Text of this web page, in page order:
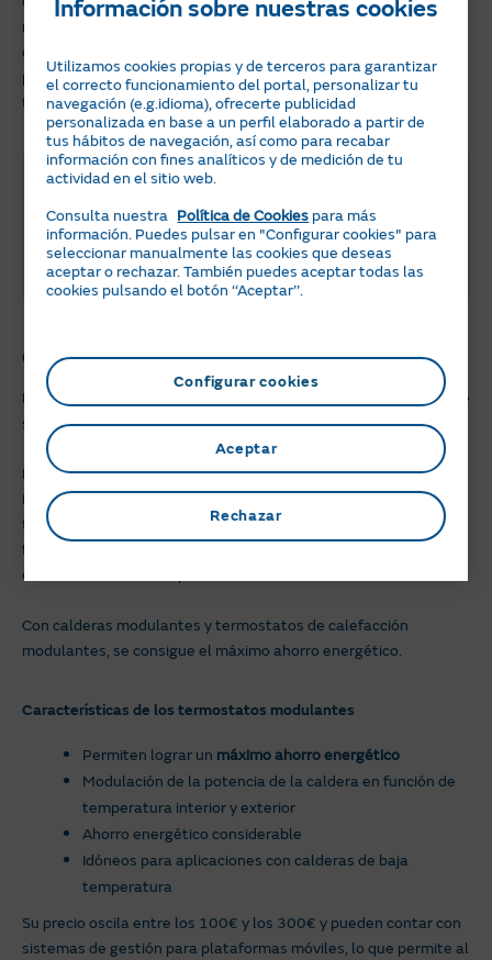
radiofrecuencia. Son muy cómodos en instalaciones en que la
distancia entre la caldera y el termostato es elevada y además
permiten variar la estancia donde se colocan y se regula la
temperatura.
Tarifa por Uso Luz
La tranquilidad de un precio fijo las 24h durante 1
año.
Sin permanencia. Sin necesidad de contratar
servicios adicionales.
Me interesa
Cronotermostatos inteligentes y modulantes
Para mejorar la eficiencia energética el mejor sistema disponible
son los termostatos de calefacción denominados inteligentes.
Este tipo de termostato de calefacción pueden ser con cables,
inalámbricos o usar otras tecnologías como conexión Wifi. Los
termostatos modulantes
varían la potencia de la caldera en
función de la temperatura interior y de la temperatura
exterior
Con calderas modulantes y termostatos de calefacción
modulantes, se consigue el máximo ahorro energético.
Características de los termostatos modulantes
Permiten lograr un máximo ahorro energético
Modulación de la potencia de la caldera en función de
temperatura interior y exterior
Ahorro energético considerable
Idóneos para aplicaciones con calderas de baja
temperatura
Su precio oscila entre los 100€ y los 300€ y pueden contar con
sistemas de gestión para plataformas móviles, lo que permite al
Información sobre nuestras cookies
Utilizamos cookies propias y de terceros para garantizar
el correcto funcionamiento del portal, personalizar tu
navegación (e.g.idioma), ofrecerte publicidad
personalizada en base a un perfil elaborado a partir de
tus hábitos de navegación, así como para recabar
información con fines analíticos y de medición de tu
actividad en el sitio web.
Consulta nuestra Política de Cookies para más
información. Puedes pulsar en "Configurar cookies" para
seleccionar manualmente las cookies que deseas
aceptar o rechazar. También puedes aceptar todas las
cookies pulsando el botón ‘‘Aceptar’’.
Configurar cookies
Rechazar
Aceptar